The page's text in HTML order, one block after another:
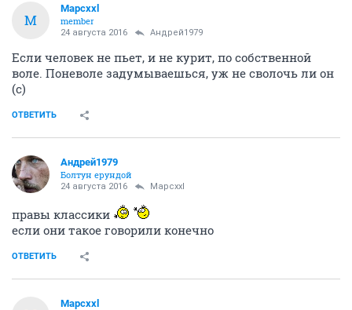
M
Mapcxxl
member
24 августа 2016 Андрей1979
Если человек не пьет, и не курит, по собственной
воле. Поневоле задумываешься, уж не сволочь ли он
(с)
ОТВЕТИТЬ
Андрей1979
Болтун ерундой
24 августа 2016 Mapcxxl
правы классики
если они такое говорили конечно
ОТВЕТИТЬ
Mapcxxl